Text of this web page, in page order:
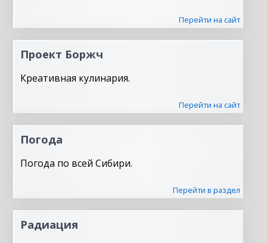
Перейти на сайт
Проект Боржч
Креативная кулинария.
Перейти на сайт
Погода
Погода по всей Сибири.
Перейти в раздел
Радиация